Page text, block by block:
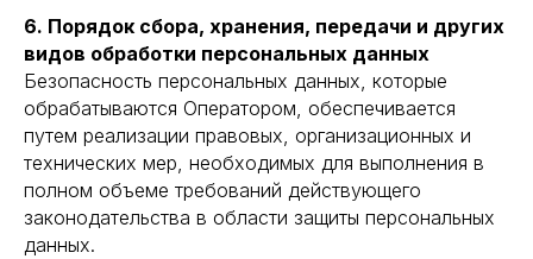
6. Порядок сбора, хранения, передачи и других
видов обработки персональных данных
Безопасность персональных данных, которые
обрабатываются Оператором, обеспечивается
путем реализации правовых, организационных и
технических мер, необходимых для выполнения в
полном объеме требований действующего
законодательства в области защиты персональных
данных.